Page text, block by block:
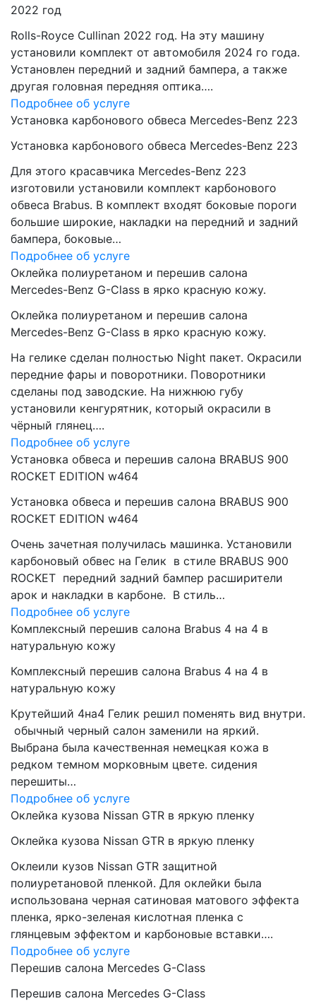
2022 год
Rolls-Royce Cullinan 2022 год. На эту машину
установили комплект от автомобиля 2024 го года.
Установлен передний и задний бампера, а также
другая головная передняя оптика….
Подробнее об услуге
Установка карбонового обвеса Mercedes-Benz 223
Установка карбонового обвеса Mercedes-Benz 223
Для этого красавчика Mercedes-Benz 223
изготовили установили комплект карбонового
обвеса Brabus. В комплект входят боковые пороги
большие широкие, накладки на передний и задний
бампера, боковые…
Подробнее об услуге
Оклейка полиуретаном и перешив салона
Mercedes-Benz G-Class в ярко красную кожу.
Оклейка полиуретаном и перешив салона
Mercedes-Benz G-Class в ярко красную кожу.
На гелике сделан полностью Night пакет. Окрасили
передние фары и поворотники. Поворотники
сделаны под заводские. На нижнюю губу
установили кенгурятник, который окрасили в
чёрный глянец….
Подробнее об услуге
Установка обвеса и перешив салона BRABUS 900
ROCKET EDITION w464
Установка обвеса и перешив салона BRABUS 900
ROCKET EDITION w464
Очень зачетная получилась машинка. Установили
карбоновый обвес на Гелик в стиле BRABUS 900
ROCKET передний задний бампер расширители
арок и накладки в карбоне. В стиль…
Подробнее об услуге
Комплексный перешив салона Brabus 4 на 4 в
натуральную кожу
Комплексный перешив салона Brabus 4 на 4 в
натуральную кожу
Крутейший 4на4 Гелик решил поменять вид внутри.
обычный черный салон заменили на яркий.
Выбрана была качественная немецкая кожа в
редком темном морковным цвете. сидения
перешиты…
Подробнее об услуге
Оклейка кузова Nissan GTR в яркую пленку
Оклейка кузова Nissan GTR в яркую пленку
Оклеили кузов Nissan GTR защитной
полиуретановой пленкой. Для оклейки была
использована черная сатиновая матового эффекта
пленка, ярко-зеленая кислотная пленка с
глянцевым эффектом и карбоновые вставки….
Подробнее об услуге
Перешив салона Mercedes G-Class
Перешив салона Mercedes G-Class